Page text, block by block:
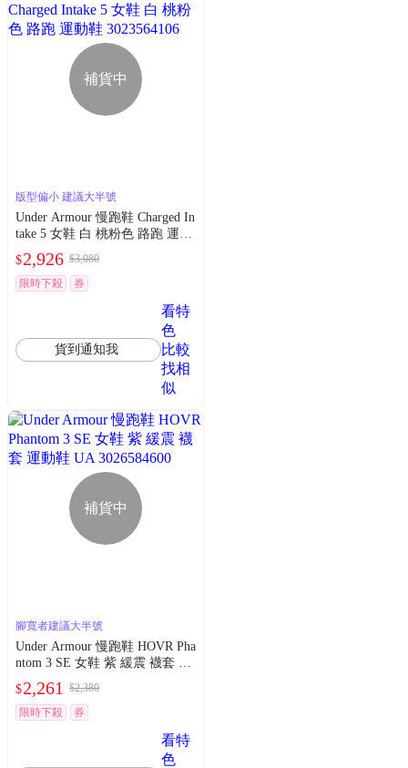
補貨中
版型偏小 建議大半號
Under Armour 慢跑鞋 Charged In
take 5 女鞋 白 桃粉色 路跑 運動
$2,926 $3,080
限時下殺
券
貨到通知我
看特
色
比較
找相
似
補貨中
腳寬者建議大半號
Under Armour 慢跑鞋 HOVR Pha
ntom 3 SE 女鞋 紫 緩震 襪套 運
$2,261
$2,380
限時下殺
券
看特
色